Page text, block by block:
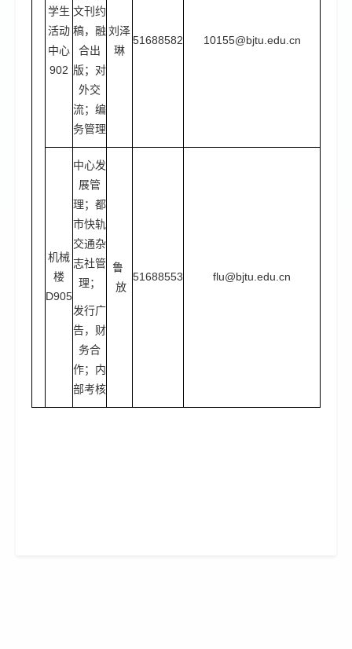
学生
活动
中心
902
文刊约
稿，融
合出
版；对
外交
流；编
务管理
刘泽
琳
51688582 10155@bjtu.edu.cn
机械
楼
D905
中心发
展管
理；都
市快轨
交通杂
志社管
理；
发行广
告，财
务合
作；内
部考核
鲁
放
51688553 flu@bjtu.edu.cn